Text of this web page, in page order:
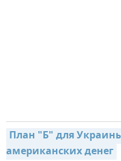
План "Б" для
американских денег